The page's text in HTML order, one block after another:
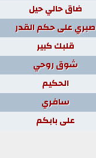
ضاق حالي حيل
صبري على حكم القدر
قلبك كبير
شوق روحي
الحكيم
سافري
على بابكم